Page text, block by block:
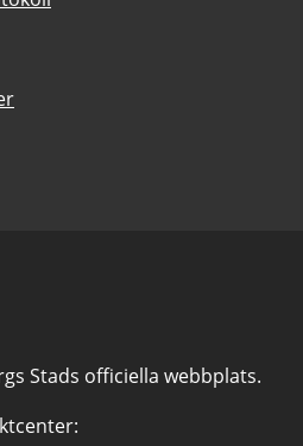
Stads officiella webbplats.